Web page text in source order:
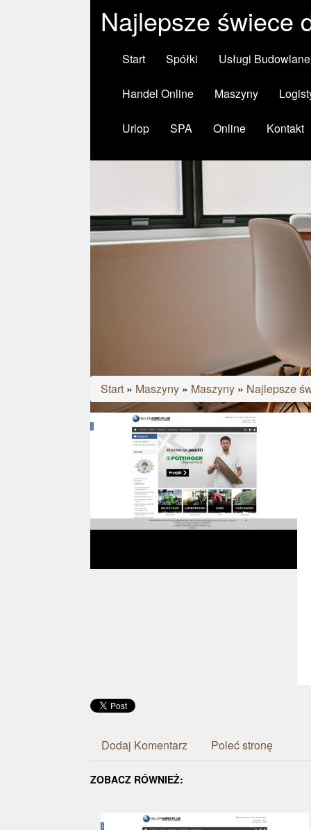
Najlepsze świece
Start Spółki Usługi Budowlane
Handel Online Maszyny
Urlop SPA Online Kontakt
Start » Maszyny » Maszyny » Najlepsze
Dodaj Komentarz Poleć stronę
ZOBACZ RÓWNIEŻ: